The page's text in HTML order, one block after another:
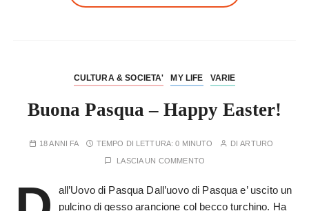
CULTURA & SOCIETA' MY LIFE VARIE
Buona Pasqua – Happy Easter!
18 ANNI FA TEMPO DI LETTURA:0 MINUTO DIARTURO
LASCIA UN COMMENTO
all’Uovo di Pasqua Dall’uovo di Pasqua e’ uscito un
pulcino di gesso arancione col becco turchino. Ha